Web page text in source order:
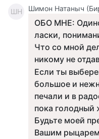
ШН Шимон Натаныч
ОБО МНЕ:
ласки,
Что со мной
никому не
Если ты
большое и
печали и в
пока голодный
Будьте моей
Вашим